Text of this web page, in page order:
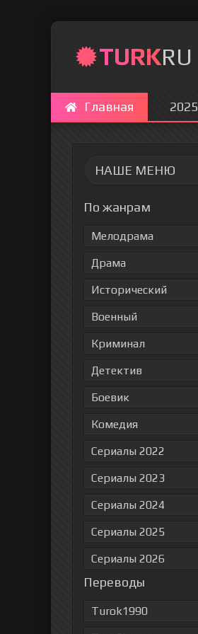
TURKRU
Главная 2025
НАШЕ МЕНЮ
По жанрам
Мелодрама
Драма
Исторический
Военный
Криминал
Детектив
Боевик
Комедия
Сериалы 2022
Сериалы 2023
Сериалы 2024
Сериалы 2025
Сериалы 2026
Переводы
Turok1990